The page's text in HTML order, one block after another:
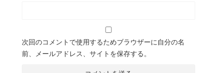
次回のコメントで使用するためブラウザーに自分の名
前、メールアドレス、サイトを保存する。